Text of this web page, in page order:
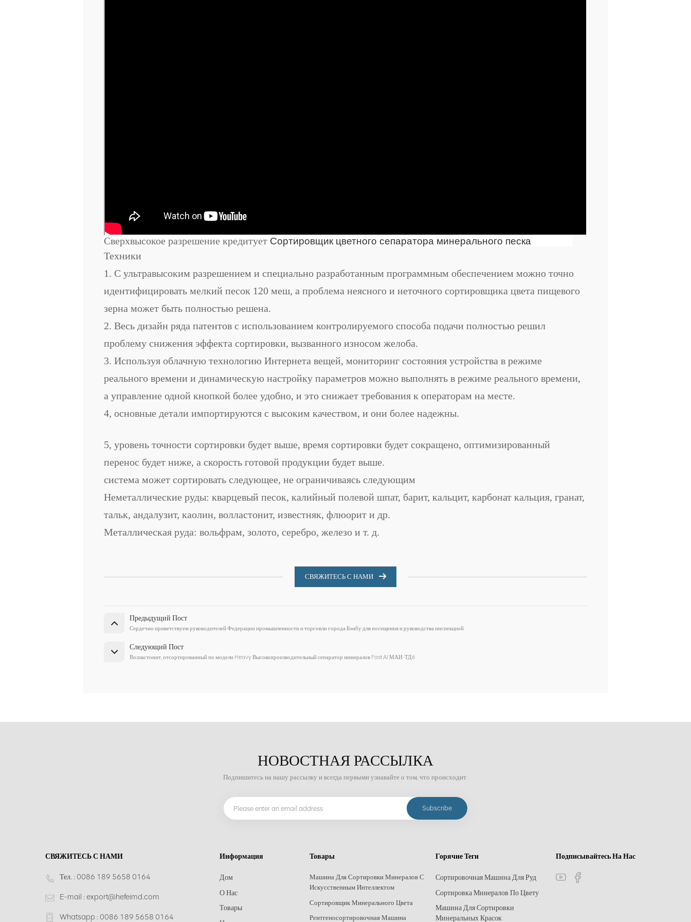
Сверхвысокое разрешение кредитует Сортировщик цветного сепаратора минерального песка
Техники
1. С ультравысоким разрешением и специально разработанным программным обеспечением можно точно
идентифицировать мелкий песок 120 меш, а проблема неясного и неточного сортировщика цвета пищевого
зерна может быть полностью решена.
2. Весь дизайн ряда патентов с использованием контролируемого способа подачи полностью решил
проблему снижения эффекта сортировки, вызванного износом желоба.
3. Используя облачную технологию Интернета вещей, мониторинг состояния устройства в режиме
реального времени и динамическую настройку параметров можно выполнять в режиме реального времени,
а управление одной кнопкой более удобно, и это снижает требования к операторам на месте.
4, основные детали импортируются с высоким качеством, и они более надежны.
5, уровень точности сортировки будет выше, время сортировки будет сокращено, оптимизированный
перенос будет ниже, а скорость готовой продукции будет выше.
система может сортировать следующее, не ограничиваясь следующим
Неметаллические руды: кварцевый песок, калийный полевой шпат, барит, кальцит, карбонат кальция, гранат,
тальк, андалузит, каолин, волластонит, известняк, флюорит и др.
Металлическая руда: вольфрам, золото, серебро, железо и т. д.
СВЯЖИТЕСЬ С НАМИ
Предыдущий Пост
Сердечно приветствуем руководителей Федерации промышленности и торговли города Бэнбу для посещения и руководства инспекцией.
Следующий Пост
Волластонит, отсортированный по модели Heavy Высокопроизводительный сепаратор минералов Fast AI МАИ-ТД6
НОВОСТНАЯ РАССЫЛКА
Подпишитесь на нашу рассылку и всегда первыми узнавайте о том, что происходит.
СВЯЖИТЕСЬ С НАМИ
Тел. : 0086 189 5658 0164
E-mail : export@hefeimd.com
Whatsapp : 0086 189 5658 0164
Информация
Дом
О Нас
Товары
Товары
Машина Для Сортировки Минералов С
Искусственным Интеллектом
Сортировщик Минерального Цвета
Рентгеносортировочная Машина
Горячие Теги
Сортировочная Машина Для Руд
Сортировка Минералов По Цвету
Машина Для Сортировки
Минеральных Красок
Подписывайтесь На Нас